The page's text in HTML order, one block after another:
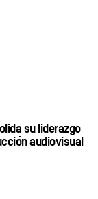
su liderazgo
audiovisual